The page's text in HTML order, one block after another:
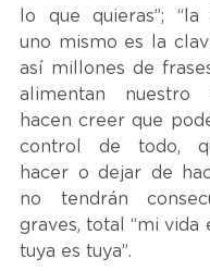
lo que quieras”;
uno mismo es la
así millones de
alimentan
hacen creer que
control de todo,
hacer o dejar de
no tendrán
graves, total “mi vida
tuya es tuya”.